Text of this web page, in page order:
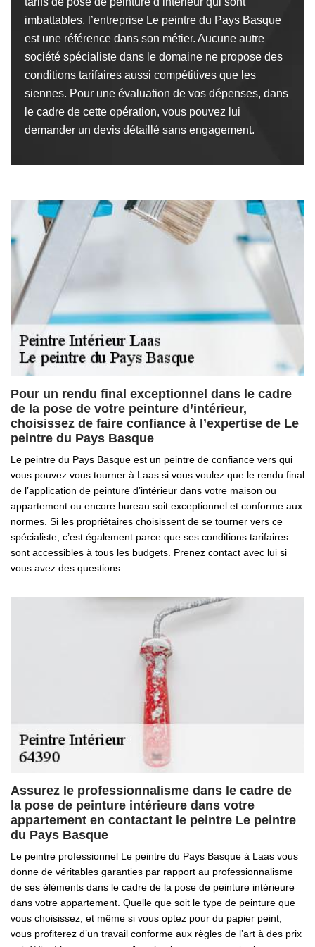
imbattables, l’entreprise Le peintre du Pays Basque
est une référence dans son métier. Aucune autre
société spécialiste dans le domaine ne propose des
conditions tarifaires aussi compétitives que les
siennes. Pour une évaluation de vos dépenses, dans
le cadre de cette opération, vous pouvez lui
demander un devis détaillé sans engagement.
Pour un rendu final exceptionnel dans le cadre
de la pose de votre peinture d’intérieur,
choisissez de faire confiance à l’expertise de Le
peintre du Pays Basque
Le peintre du Pays Basque est un peintre de confiance vers qui
vous pouvez vous tourner à Laas si vous voulez que le rendu final
de l’application de peinture d’intérieur dans votre maison ou
appartement ou encore bureau soit exceptionnel et conforme aux
normes. Si les propriétaires choisissent de se tourner vers ce
spécialiste, c’est également parce que ses conditions tarifaires
sont accessibles à tous les budgets. Prenez contact avec lui si
vous avez des questions.
Assurez le professionnalisme dans le cadre de
la pose de peinture intérieure dans votre
appartement en contactant le peintre Le peintre
du Pays Basque
Le peintre professionnel Le peintre du Pays Basque à Laas vous
donne de véritables garanties par rapport au professionnalisme
de ses éléments dans le cadre de la pose de peinture intérieure
dans votre appartement. Quelle que soit le type de peinture que
vous choisissez, et même si vous optez pour du papier peint,
vous profiterez d’un travail conforme aux règles de l’art à des prix